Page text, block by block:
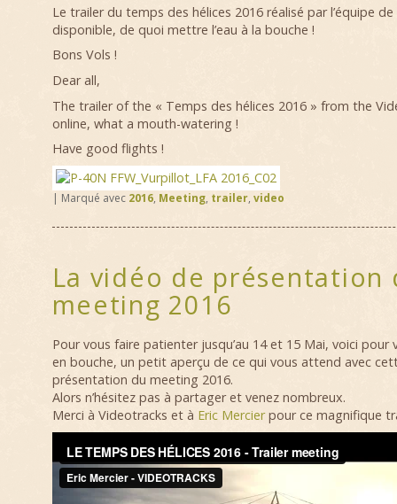
Le trailer du temps des hélices 2016 réalisé par l’équipe
disponible, de quoi mettre l’eau à la bouche !
Bons Vols !
Dear all,
The trailer of the « Temps des hélices 2016 » from the
online, what a mouth-watering !
Have good flights !
| Marqué avec 2016, Meeting, trailer, video
La vidéo de présentation
meeting 2016
Pour vous faire patienter jusqu’au 14 et 15 Mai, voici pour
en bouche, un petit aperçu de ce qui vous attend avec
présentation du meeting 2016.
Alors n’hésitez pas à partager et venez nombreux.
Merci à Videotracks et à Eric Mercierpour ce magnifique